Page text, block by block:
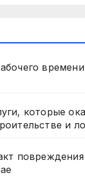
времени
которые
и